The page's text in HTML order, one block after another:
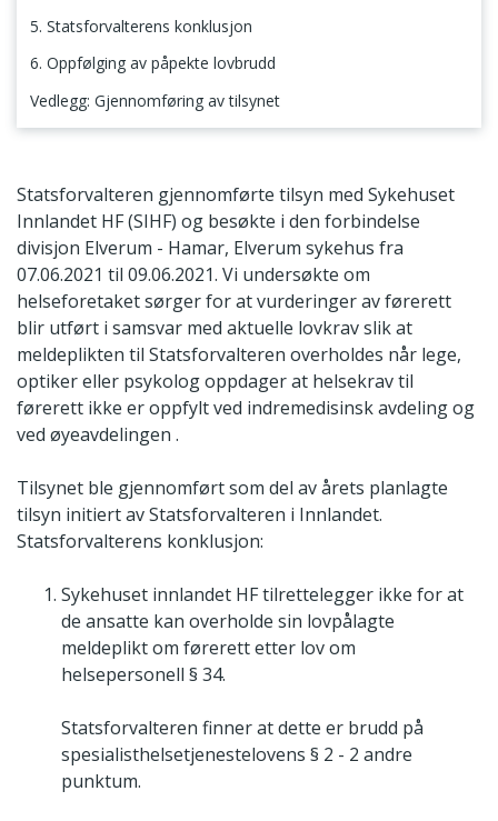
5. Statsforvalterens konklusjon
6. Oppfølging av påpekte lovbrudd
Vedlegg: Gjennomføring av tilsynet
Statsforvalteren gjennomførte tilsyn med Sykehuset
Innlandet HF (SIHF) og besøkte i den forbindelse
divisjon Elverum - Hamar, Elverum sykehus fra
07.06.2021 til 09.06.2021. Vi undersøkte om
helseforetaket sørger for at vurderinger av førerett
blir utført i samsvar med aktuelle lovkrav slik at
meldeplikten til Statsforvalteren overholdes når lege,
optiker eller psykolog oppdager at helsekrav til
førerett ikke er oppfylt ved indremedisinsk avdeling og
ved øyeavdelingen .
Tilsynet ble gjennomført som del av årets planlagte
tilsyn initiert av Statsforvalteren i Innlandet.
Statsforvalterens konklusjon:
Sykehuset innlandet HF tilrettelegger ikke for at
de ansatte kan overholde sin lovpålagte
meldeplikt om førerett etter lov om
helsepersonell § 34.
Statsforvalteren finner at dette er brudd på
spesialisthelsetjenestelovens § 2 - 2 andre
punktum.